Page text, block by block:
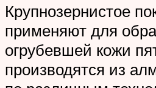
Крупнозернистое
применяют для
огрубевшей кожи
производятся из